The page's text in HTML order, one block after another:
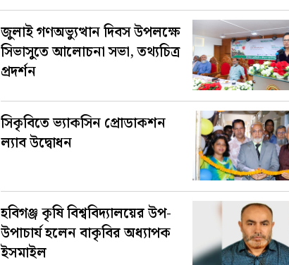
জুলাই গণঅভ্যুত্থান দিবস উপলক্ষে
সিভাসুতে আলোচনা সভা, তথ্যচিত্র
প্রদর্শন
সিকৃবিতে ভ্যাকসিন প্রোডাকশন
ল্যাব উদ্বোধন
হবিগঞ্জ কৃষি বিশ্ববিদ্যালয়ের উপ-
উপাচার্য হলেন বাকৃবির অধ্যাপক
ইসমাইল